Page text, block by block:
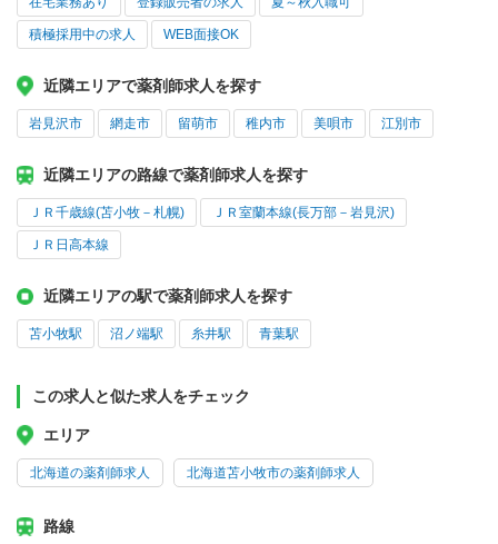
積極採用中の求人 WEB面接OK
近隣エリアで薬剤師求人を探す
岩見沢市 網走市 留萌市 稚内市 美唄市 江別市
近隣エリアの路線で薬剤師求人を探す
ＪＲ千歳線(苫小牧－札幌) ＪＲ室蘭本線(長万部－岩見沢)
ＪＲ日高本線
近隣エリアの駅で薬剤師求人を探す
苫小牧駅 沼ノ端駅 糸井駅 青葉駅
この求人と似た求人をチェック
エリア
北海道の薬剤師求人 北海道苫小牧市の薬剤師求人
路線